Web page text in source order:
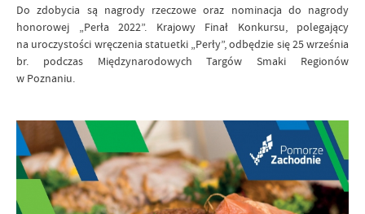
Do zdobycia są nagrody rzeczowe oraz nominacja do nagrody
honorowej „Perła 2022”. Krajowy Finał Konkursu, polegający
na uroczystości wręczenia statuetki „Perły”, odbędzie się25 września
br.
podczas Międzynarodowych Targów Smaki Regionów
w Poznaniu.